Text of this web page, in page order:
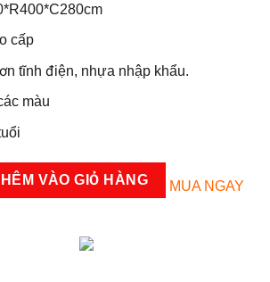
cấp
tĩnh điện, nhựa nhập khẩu.
màu
khối mái cổ tích ANKID-4008 số lượng
VÀO GIỎ HÀNG MUA NGAY